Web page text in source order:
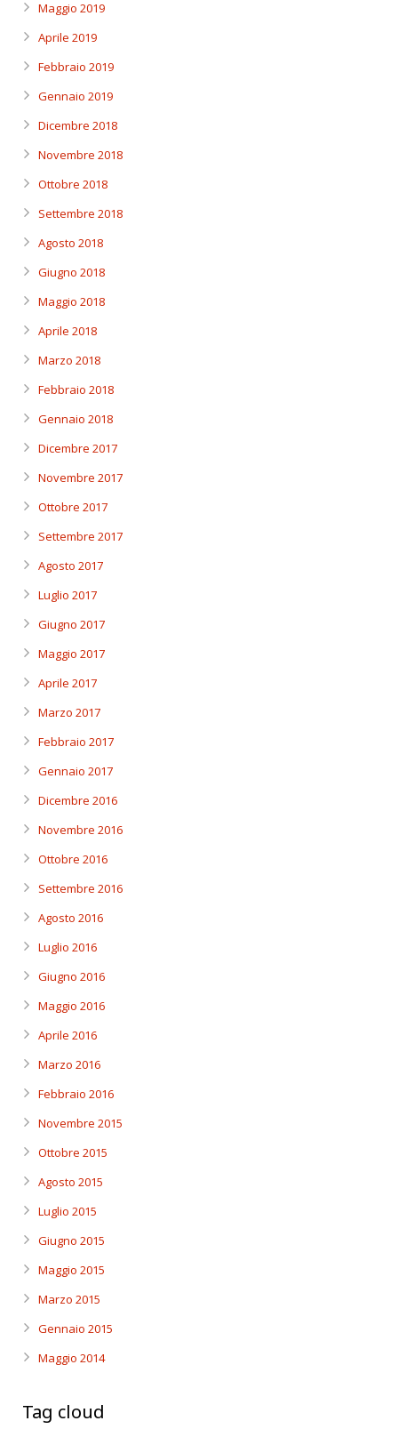
Maggio 2019
Aprile 2019
Febbraio 2019
Gennaio 2019
Dicembre 2018
Novembre 2018
Ottobre 2018
Settembre 2018
Agosto 2018
Giugno 2018
Maggio 2018
Aprile 2018
Marzo 2018
Febbraio 2018
Gennaio 2018
Dicembre 2017
Novembre 2017
Ottobre 2017
Settembre 2017
Agosto 2017
Luglio 2017
Giugno 2017
Maggio 2017
Aprile 2017
Marzo 2017
Febbraio 2017
Gennaio 2017
Dicembre 2016
Novembre 2016
Ottobre 2016
Settembre 2016
Agosto 2016
Luglio 2016
Giugno 2016
Maggio 2016
Aprile 2016
Marzo 2016
Febbraio 2016
Novembre 2015
Ottobre 2015
Agosto 2015
Luglio 2015
Giugno 2015
Maggio 2015
Marzo 2015
Gennaio 2015
Maggio 2014
Tag cloud